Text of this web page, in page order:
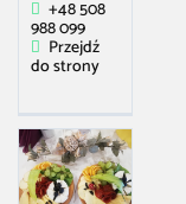
+48 508
988 099
Przejdź
do strony